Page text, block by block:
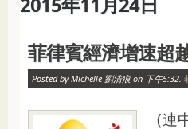
菲律賓經濟增速超
Posted by Michelle 劉清痕 on 下午5:32.
(連